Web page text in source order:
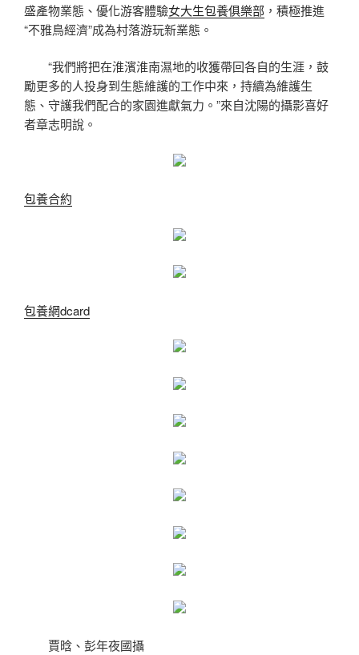
盛產物業態、優化游客體驗女大生包養俱樂部 ，積極推進
“不雅鳥經濟”成為村落游玩新業態。
“我們將把在淮濱淮南濕地的收獲帶回各自的生涯，鼓
勵更多的人投身到生態維護的工作中來，持續為維護生
態、守護我們配合的家園進獻氣力。”來自沈陽的攝影喜好
者章志明說。
包養合約
包養網dcard
賈晗、彭年夜國攝